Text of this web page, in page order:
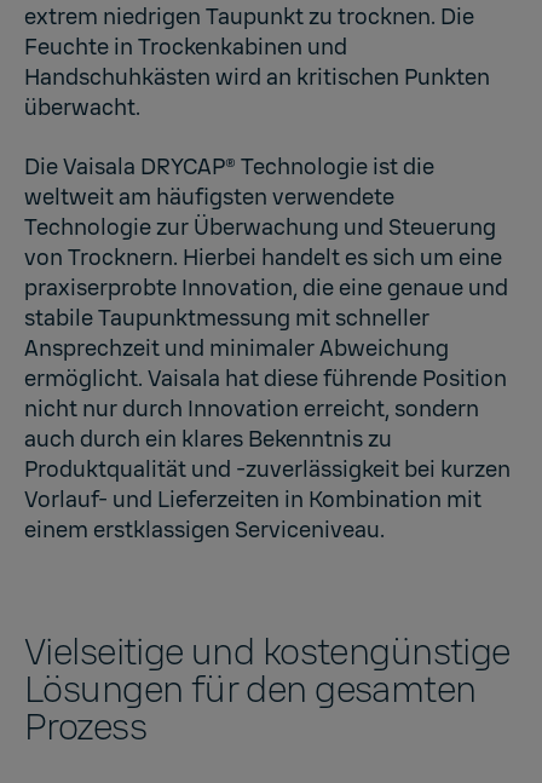
extrem niedrigen Taupunkt zu trocknen. Die
Feuchte in Trockenkabinen und
Handschuhkästen wird an kritischen Punkten
überwacht.
DieVaisala DRYCAP® Technologie ist die
weltweit am häufigsten verwendete
Technologie zur Überwachung und Steuerung
von Trocknern. Hierbei handelt es sich um eine
praxiserprobte Innovation, die eine genaue und
stabile Taupunktmessung mit schneller
Ansprechzeit und minimaler Abweichung
ermöglicht. Vaisala hat diese führende Position
nicht nur durch Innovation erreicht, sondern
auch durch ein klares Bekenntnis zu
Produktqualität und -zuverlässigkeit bei kurzen
Vorlauf- und Lieferzeiten in Kombination mit
einem erstklassigen Serviceniveau.
Vielseitige und kostengünstige
Lösungen für den gesamten
Prozess